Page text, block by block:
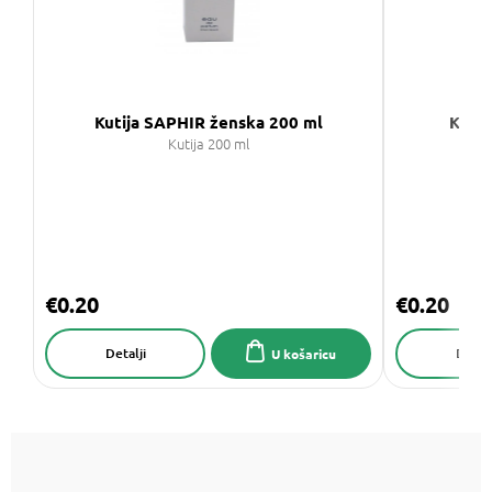
Kutija SAPHIR ženska 200 ml
Kutija 200 ml
€0.20
U košaricu
Detalji
€0.20